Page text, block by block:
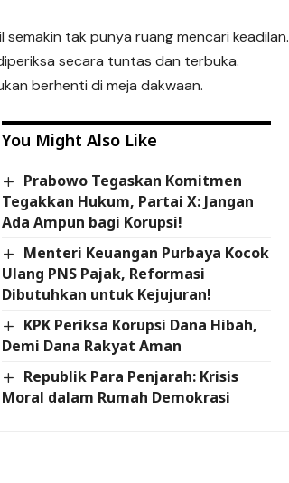
tak punya ruang mencari keadilan.
secara tuntas dan terbuka.
berhenti di meja dakwaan.
You Might Also Like
Prabowo Tegaskan Komitmen
Tegakkan Hukum, Partai X: Jangan
Ada Ampun bagi Korupsi!
Menteri Keuangan Purbaya Kocok
Ulang PNS Pajak, Reformasi
Dibutuhkan untuk Kejujuran!
KPK Periksa Korupsi Dana Hibah,
Demi Dana Rakyat Aman
Republik Para Penjarah: Krisis
Moral dalam Rumah Demokrasi